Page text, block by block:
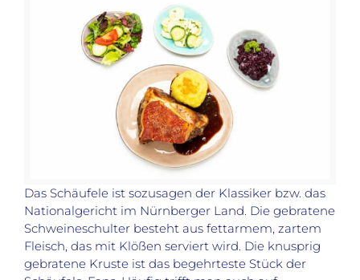
Das Schäufele ist sozusagen der Klassiker bzw. das
Nationalgericht im Nürnberger Land. Die gebratene
Schweineschulter besteht aus fettarmem, zartem
Fleisch, das mit Klößen serviert wird. Die knusprig
gebratene Kruste ist das begehrteste Stück der